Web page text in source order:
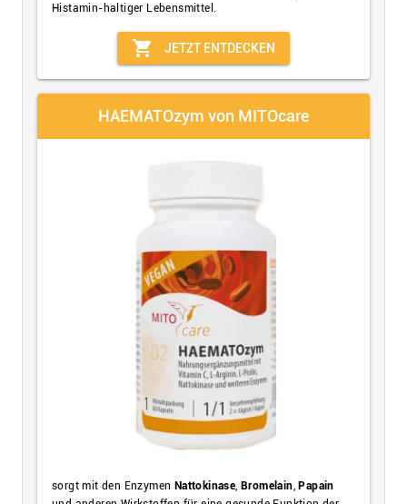
Histamin-haltiger Lebensmittel.
shopping_cart JETZT ENTDECKEN
HAEMATOzym von MITOcare
sorgt mit den Enzymen Nattokinase,Bromelain,Papain